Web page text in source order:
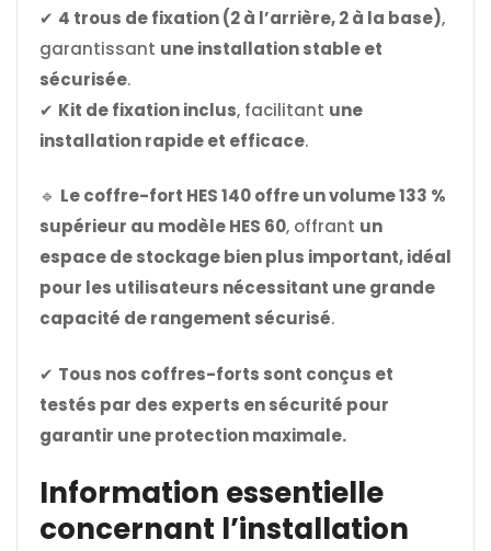
✔ 4 trous de fixation (2 à l’arrière, 2 à la base),
garantissant une installation stable et
sécurisée.
✔ Kit de fixation inclus, facilitant une
installation rapide et efficace.
🔹 Le coffre-fort HES 140 offre un volume 133 %
supérieur au modèle HES 60, offrant un
espace de stockage bien plus important, idéal
pour les utilisateurs nécessitant une grande
capacité de rangement sécurisé.
✔ Tous nos coffres-forts sont conçus et
testés par des experts en sécurité pour
garantir une protection maximale.
Information essentielle
concernant l’installation